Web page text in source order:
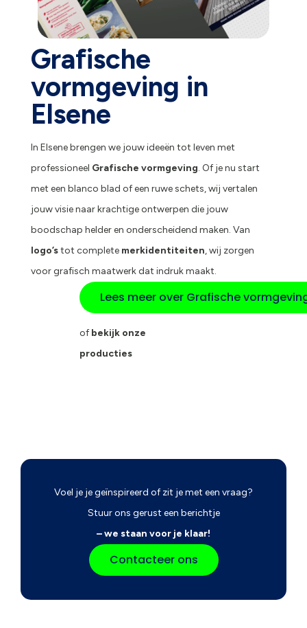
Grafische
vormgeving in
Elsene
In Elsene brengen we jouw ideeën tot leven met
professioneel Grafische vormgeving. Of je nu start
met een blanco blad of een ruwe schets, wij vertalen
jouw visie naar krachtige ontwerpen die jouw
boodschap helder en onderscheidend maken. Van
logo’stot complete merkidentiteiten, wij zorgen
voor grafisch maatwerk dat indruk maakt.
Lees meer over Grafische
ofbekijk onze
producties
Voel je je geïnspireerd of zit je met een vraag?
Stuur ons gerust een berichtje
– we staan voor je klaar!
Contacteer ons